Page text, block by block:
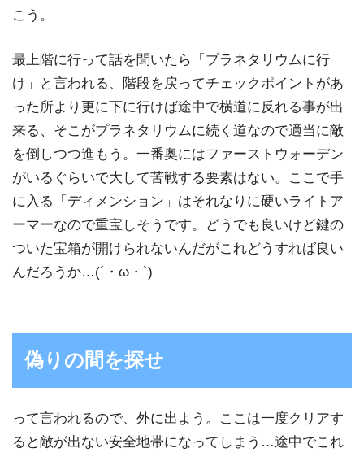
こう。
最上階に行って話を聞いたら「プラネタリウムに行
け」と言われる、階段を戻ってチェックポイントがあ
った所より更に下に行けば途中で横道に反れる事が出
来る、そこがプラネタリウムに続く道なので適当に敵
を倒しつつ進もう。一番奥にはファーストウォーデン
がいるぐらいで大して苦戦する要素はない。ここで手
に入る「ディメンション」はそれなりに硬いライトア
ーマーなので重宝しそうです。どうでも良いけど鍵の
ついた宝箱が開けられないんだがこれどうすれば良い
んだろうか…(´・ω・`)
偽りの間を探せ
って言われるので、外に出よう。ここは一度クリアす
ると敵が出ない安全地帯になってしまう…途中でこれ